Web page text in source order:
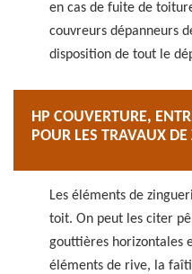
en cas de fuite de
couvreurs dépanneurs
disposition de tout le
HP COUVERTURE,
POUR LES TRAVAUX
Les éléments de
toit. On peut les citer
gouttières horizontales
éléments de rive, la